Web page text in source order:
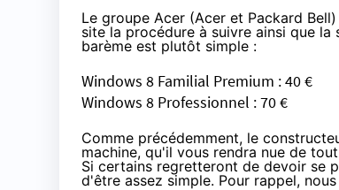
Le groupe Acer (Acer et Packard
sitela procédure à suivre ainsi que la
barème est plutôt simple :
Windows 8 Familial Premium : 40 €
Windows 8 Professionnel : 70 €
Comme précédemment, le
machine, qu'il vous rendra nue de
Si certains regretteront de devoir se
d'être assez simple. Pour rappel,